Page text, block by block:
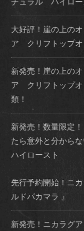
チュラル ハイロ
大好評！崖の上の
ア クリフトップ
新発売！崖の上の
ア クリフトップ
類！
新発売！数量限定
たら意外と分から
ハイロースト
先行予約開始！ニ
ルドパカマラ 』
新発売！ニカラグ